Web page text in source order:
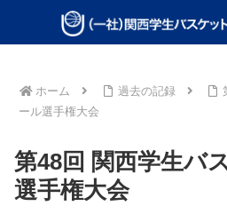
ホーム 過去の記録
ール選手権大会
第48回 関西学生バ
選手権大会